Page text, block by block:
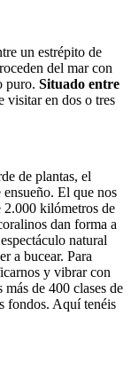
un estrépito de
del mar con
puro. Situado entre
visitar en dos o tres
de plantas, el
ensueño. El que nos
2.000 kilómetros de
dan forma a
natural
a bucear. Para
y vibrar con
de 400 clases de
fondos. Aquí tenéis